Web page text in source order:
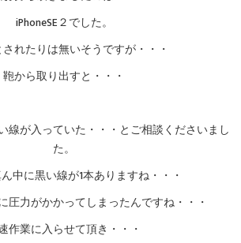
iPhoneSE２でした。
れたりは無いそうですが・・・
鞄から取り出すと・・・
線が入っていた・・・とご相談くださいまし
た。
中に黒い線が1本ありますね・・・
圧力がかかってしまったんですね・・・
作業に入らせて頂き・・・